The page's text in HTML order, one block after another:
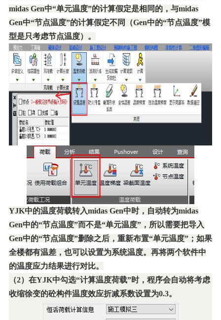
midas Gen中“单元温度”的计算假定是相同的，与midas
Gen中“节点温度”的计算假定不同（Gen中的“节点温度”模
型是只考虑节点温度）。
YJK中的温度荷载转入midas Gen中时，自动转为midas
Gen中的“节点温度”而不是“单元温度”，所以需要把导入
Gen中的“节点温度”删除之后，重新布置“单元温度”；如果
全楼都有温差，也可以设置为系统温度。再将两个软件中
的温度应力结果进行对比。
（2）在YJK中勾选“计算温度荷载”时，程序会自动将考虑
收缩徐变的砼构件温度效应折减系数设置为0.3。